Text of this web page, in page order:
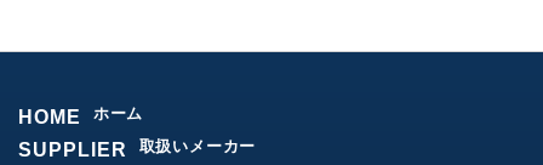
HOME ホーム
SUPPLIER 取扱いメーカー